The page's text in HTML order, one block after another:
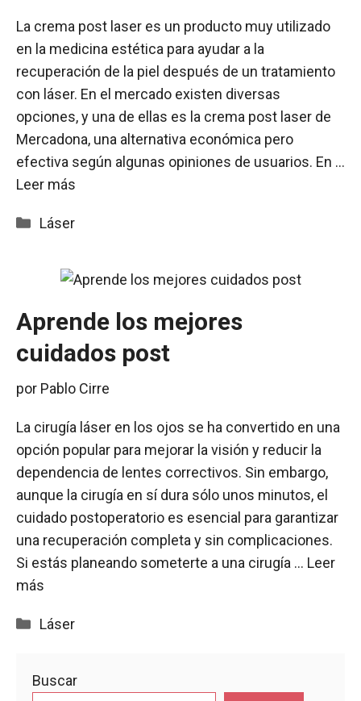
La crema post laser es un producto muy utilizado
en la medicina estética para ayudar a la
recuperación de la piel después de un tratamiento
con láser. En el mercado existen diversas
opciones, y una de ellas es la crema post laser de
Mercadona, una alternativa económica pero
efectiva según algunas opiniones de usuarios. En …
Leer más
Categorías
Láser
Aprende los mejores
cuidados post
por Pablo Cirre
La cirugía láser en los ojos se ha convertido en una
opción popular para mejorar la visión y reducir la
dependencia de lentes correctivos. Sin embargo,
aunque la cirugía en sí dura sólo unos minutos, el
cuidado postoperatorio es esencial para garantizar
una recuperación completa y sin complicaciones.
Si estás planeando someterte a una cirugía … Leer
más
Categorías
Láser
Buscar